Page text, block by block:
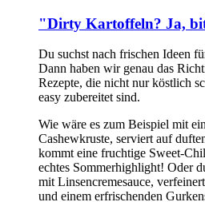
"Dirty Kartoffeln? Ja,
Du suchst nach frischen Ideen
Dann haben wir genau das
Rezepte, die nicht nur köstlich
easy zubereitet sind.
Wie wäre es zum Beispiel mit
Cashewkruste, serviert auf
kommt eine fruchtige Sweet-
echtes Sommerhighlight! Oder
mit Linsencremesauce,
und einem erfrischenden